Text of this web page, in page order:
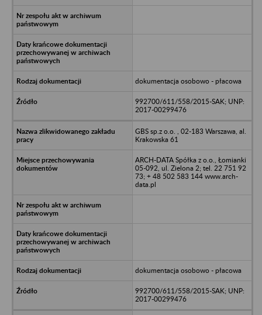
dokumentacja osobowo - płacowa
992700/611/558/2015-SAK; UNP:
2017-00299476
GBS sp.z o.o. , 02-183 Warszawa, al.
Krakowska 61
ARCH-DATA Spółka z o.o., Łomianki
05-092, ul. Zielona 2; tel. 22 751 92
73; + 48 502 583 144 www.arch-
data.pl
dokumentacja osobowo - płacowa
992700/611/558/2015-SAK; UNP:
2017-00299476